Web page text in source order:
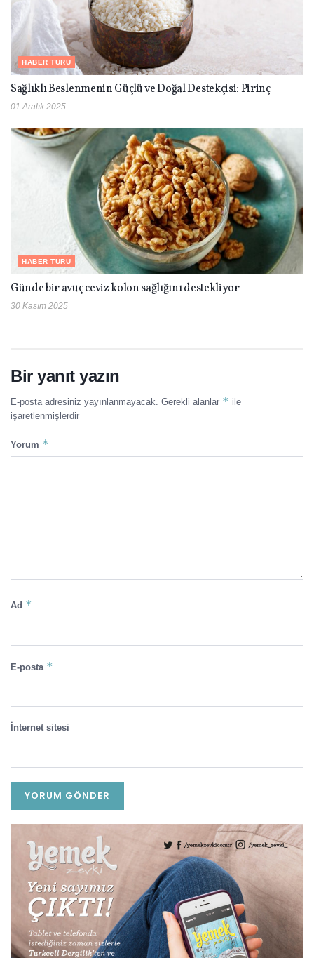
HABER TURU
Sağlıklı Beslenmenin Güçlü ve Doğal Destekçisi: Pirinç
01 Aralık 2025
HABER TURU
Günde bir avuç ceviz kolon sağlığını destekliyor
30 Kasım 2025
Bir yanıt yazın
E-posta adresiniz yayınlanmayacak. Gerekli alanlar * ile
işaretlenmişlerdir
Yorum *
Ad *
E-posta *
İnternet sitesi